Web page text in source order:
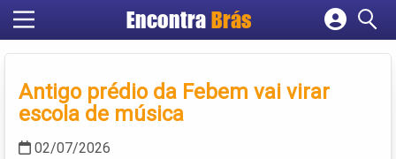
Encontra Brás
Cadastrar empresa
Criar conta
Antigo prédio da Febem vai virar
escola de música
02/07/2026